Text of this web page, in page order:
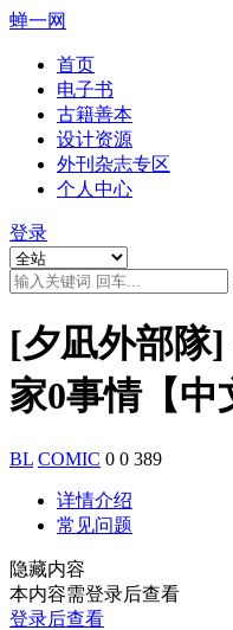
蝉一网
首页
电子书
古籍善本
设计资源
外刊杂志专区
个人中心
登录
[夕凪外部隊
家0事情【中
BL COMIC 0 0 389
详情介绍
常见问题
隐藏内容
本内容需登录后查看
登录后查看